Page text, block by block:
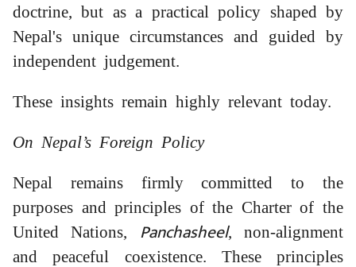
doctrine, but as a practical policy shaped by
Nepal's unique circumstances and guided by
independent judgement.
These insights remain highly relevant today.
On Nepal’s Foreign Policy
Nepal remains firmly committed to the
purposes and principles of the Charter of the
United Nations, Panchasheel, non-alignment
and peaceful coexistence. These principles